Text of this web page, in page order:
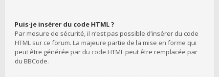
Puis-je insérer du code HTML ?
Par mesure de sécurité, il n’est pas possible d’insérer du code
HTML sur ce forum. La majeure partie de la mise en forme qui
peut être générée par du code HTML peut être remplacée par
du BBCode.